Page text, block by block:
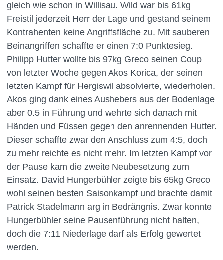
gleich wie schon in Willisau. Wild war bis 61kg
Freistil jederzeit Herr der Lage und gestand seinem
Kontrahenten keine Angriffsfläche zu. Mit sauberen
Beinangriffen schaffte er einen 7:0 Punktesieg.
Philipp Hutter wollte bis 97kg Greco seinen Coup
von letzter Woche gegen Akos Korica, der seinen
letzten Kampf für Hergiswil absolvierte, wiederholen.
Akos ging dank eines Aushebers aus der Bodenlage
aber 0.5 in Führung und wehrte sich danach mit
Händen und Füssen gegen den anrennenden Hutter.
Dieser schaffte zwar den Anschluss zum 4:5, doch
zu mehr reichte es nicht mehr. Im letzten Kampf vor
der Pause kam die zweite Neubesetzung zum
Einsatz. David Hungerbühler zeigte bis 65kg Greco
wohl seinen besten Saisonkampf und brachte damit
Patrick Stadelmann arg in Bedrängnis. Zwar konnte
Hungerbühler seine Pausenführung nicht halten,
doch die 7:11 Niederlage darf als Erfolg gewertet
werden.